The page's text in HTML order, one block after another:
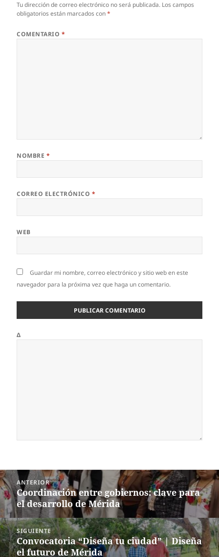
Tu dirección de correo electrónico no será publicada. Los campos
obligatorios están marcados con*
COMENTARIO *
NOMBRE *
CORREO ELECTRÓNICO *
WEB
Guardar mi nombre, correo electrónico y sitio web en este
navegador para la próxima vez que haga un comentario.
Δ
Navegación
de
entradas
ANTERIOR
Entrada
anterior:
Coordinación entre gobiernos: clave para
el desarrollo de Mérida
SIGUIENTE
Siguiente
entrada:
Convocatoria “Diseña tu ciudad” | Diseña
el futuro de Mérida